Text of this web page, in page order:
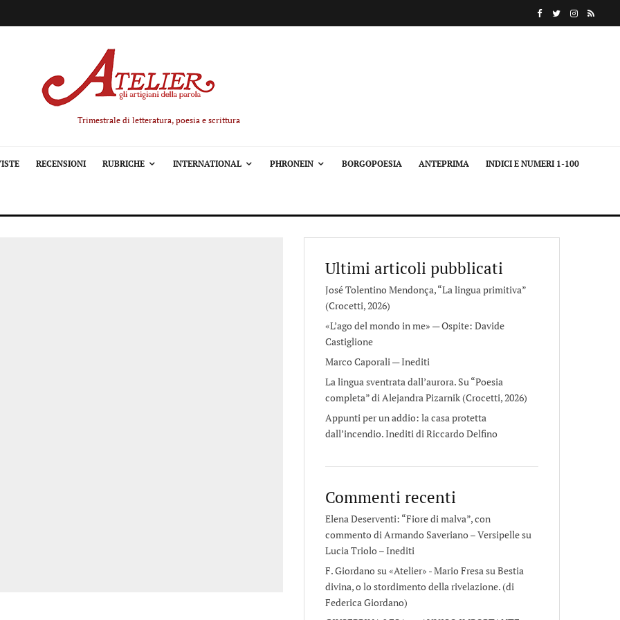
Trimestrale di letteratura, poesia e scrittura
RECENSIONI RUBRICHE INTERNATIONAL PHRONEIN BORGOPOESIA ANTEPRIMA INDICI E NUMERI 1-100
Ultimi articoli pubblicati
José Tolentino Mendonça, “La lingua primitiva”
(Crocetti, 2026)
«L’ago del mondo in me» — Ospite: Davide
Castiglione
Marco Caporali — Inediti
La lingua sventrata dall’aurora. Su “Poesia
completa” di Alejandra Pizarnik (Crocetti, 2026)
Appunti per un addio: la casa protetta
dall’incendio. Inediti di Riccardo Delfino
Commenti recenti
Elena Deserventi: “Fiore di malva”, con
commento di Armando Saveriano – Versipellesu
Lucia Triolo – Inediti
F. Giordano su «Atelier» - Mario FresasuBestia
divina, o lo stordimento della rivelazione. (di
Federica Giordano)